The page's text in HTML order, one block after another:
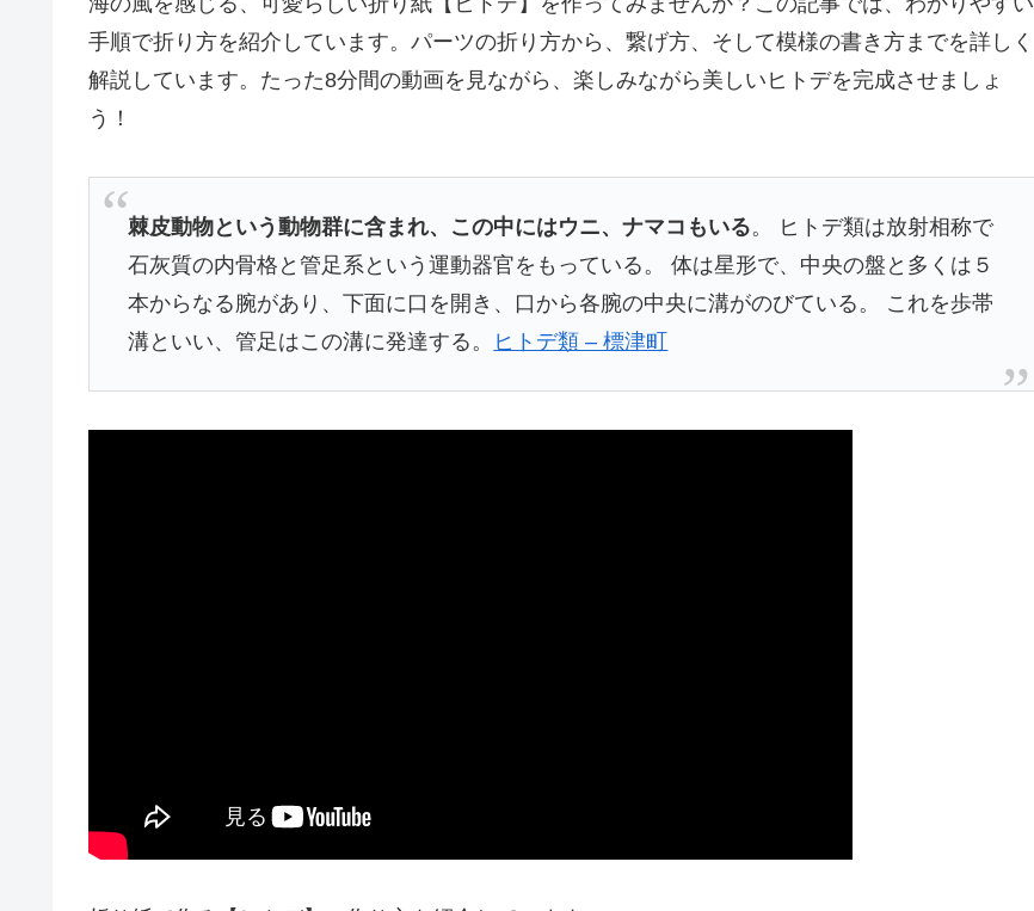
手順で折り方を紹介しています。パーツの折り方から、繋げ方、そして模様の書き方までを詳しく
解説しています。たった8分間の動画を見ながら、楽しみながら美しいヒトデを完成させましょ
う！
棘皮動物という動物群に含まれ、この中にはウニ、ナマコもいる。 ヒトデ類は放射相称で
石灰質の内骨格と管足系という運動器官をもっている。 体は星形で、中央の盤と多くは５
本からなる腕があり、下面に口を開き、口から各腕の中央に溝がのびている。 これを歩帯
溝といい、管足はこの溝に発達する。
ヒトデ類 – 標津町